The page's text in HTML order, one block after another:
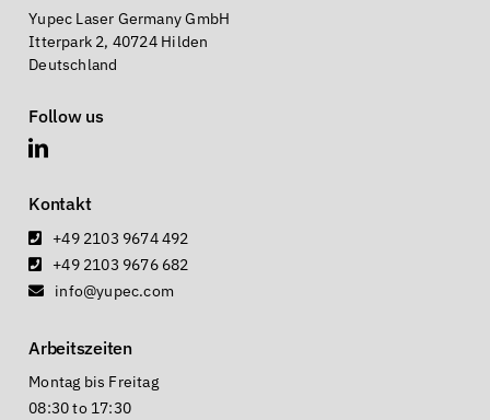
Yupec Laser Germany GmbH
Itterpark 2, 40724 Hilden
Deutschland
Follow us
Kontakt
+49 2103 9674 492
+49 2103 9676 682
info@yupec.com
Arbeitszeiten
Montag bis Freitag
08:30 to 17:30